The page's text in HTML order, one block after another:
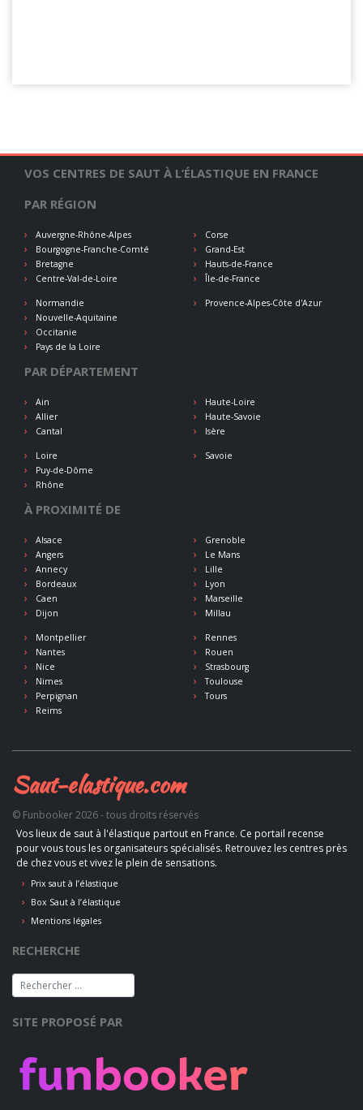
VOS CENTRES DE SAUT À L’ÉLASTIQUE EN FRANCE
PAR RÉGION
Auvergne-Rhône-Alpes
Bourgogne-Franche-Comté
Bretagne
Centre-Val-de-Loire
Corse
Grand-Est
Hauts-de-France
Île-de-France
Normandie
Nouvelle-Aquitaine
Occitanie
Pays de la Loire
Provence-Alpes-Côte d'Azur
PAR DÉPARTEMENT
Ain
Allier
Cantal
Haute-Loire
Haute-Savoie
Isère
Loire
Puy-de-Dôme
Rhône
Savoie
À PROXIMITÉ DE
Alsace
Angers
Annecy
Bordeaux
Caen
Dijon
Grenoble
Le Mans
Lille
Lyon
Marseille
Millau
Montpellier
Nantes
Nice
Nimes
Perpignan
Reims
Rennes
Rouen
Strasbourg
Toulouse
Tours
Saut-elastique.com
© Funbooker 2026 - tous droits réservés
Vos lieux de saut à l'élastique partout en France. Ce portail recense
pour vous tous les organisateurs spécialisés. Retrouvez les centres près
de chez vous et vivez le plein de sensations.
Prix saut à l’élastique
Box Saut à l’élastique
Mentions légales
RECHERCHE
SITE PROPOSÉ PAR